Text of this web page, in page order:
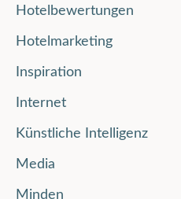
Hotelbewertungen
Hotelmarketing
Inspiration
Internet
Künstliche Intelligenz
Media
Minden